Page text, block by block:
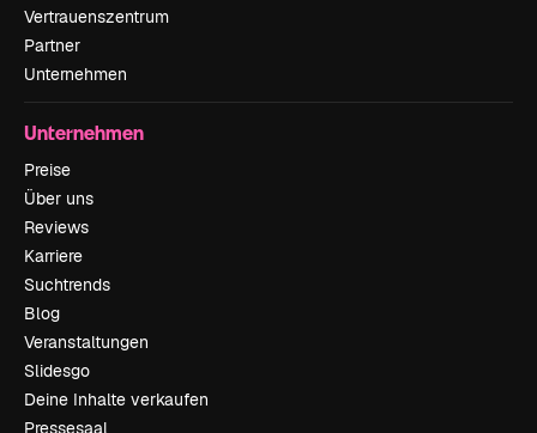
Vertrauenszentrum
Partner
Unternehmen
Unternehmen
Preise
Über uns
Reviews
Karriere
Suchtrends
Blog
Veranstaltungen
Slidesgo
Deine Inhalte verkaufen
Pressesaal